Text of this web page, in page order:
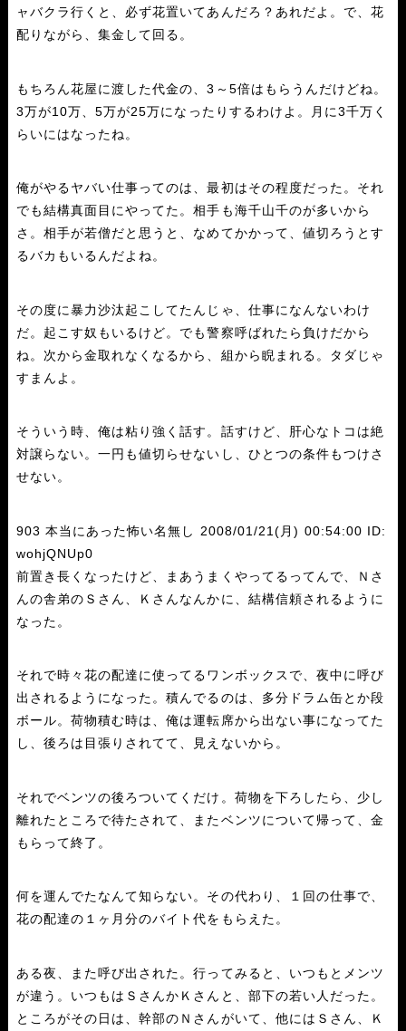
ャバクラ行くと、必ず花置いてあんだろ？あれだよ。で、花
配りながら、集金して回る。
もちろん花屋に渡した代金の、3～5倍はもらうんだけどね。
3万が10万、5万が25万になったりするわけよ。月に3千万く
らいにはなったね。
俺がやるヤバい仕事ってのは、最初はその程度だった。それ
でも結構真面目にやってた。相手も海千山千のが多いから
さ。相手が若僧だと思うと、なめてかかって、値切ろうとす
るバカもいるんだよね。
その度に暴力沙汰起こしてたんじゃ、仕事になんないわけ
だ。起こす奴もいるけど。でも警察呼ばれたら負けだから
ね。次から金取れなくなるから、組から睨まれる。タダじゃ
すまんよ。
そういう時、俺は粘り強く話す。話すけど、肝心なトコは絶
対譲らない。一円も値切らせないし、ひとつの条件もつけさ
せない。
903 本当にあった怖い名無し 2008/01/21(月) 00:54:00 ID:
wohjQNUp0
前置き長くなったけど、まあうまくやってるってんで、Ｎさ
んの舎弟のＳさん、Ｋさんなんかに、結構信頼されるように
なった。
それで時々花の配達に使ってるワンボックスで、夜中に呼び
出されるようになった。積んでるのは、多分ドラム缶とか段
ボール。荷物積む時は、俺は運転席から出ない事になってた
し、後ろは目張りされてて、見えないから。
それでベンツの後ろついてくだけ。荷物を下ろしたら、少し
離れたところで待たされて、またベンツについて帰って、金
もらって終了。
何を運んでたなんて知らない。その代わり、１回の仕事で、
花の配達の１ヶ月分のバイト代をもらえた。
ある夜、また呼び出された。行ってみると、いつもとメンツ
が違う。いつもはＳさんかＫさんと、部下の若い人だった。
ところがその日は、幹部のＮさんがいて、他にはＳさん、Ｋ